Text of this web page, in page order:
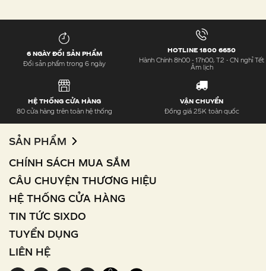
6 NGÀY ĐỔI SẢN PHẨM
Đổi sản phẩm trong 6 ngày
HOTLINE 1800 6650
Hành Chính 8h00 - 17h00, T2 - CN nghỉ Tết
Âm lịch
HỆ THỐNG CỬA HÀNG
80 cửa hàng trên toàn hệ thống
VẬN CHUYỂN
Đồng giá 25K toàn quốc
SẢN PHẨM
CHÍNH SÁCH MUA SẮM
CÂU CHUYỆN THƯƠNG HIỆU
HỆ THỐNG CỬA HÀNG
TIN TỨC SIXDO
TUYỂN DỤNG
LIÊN HỆ